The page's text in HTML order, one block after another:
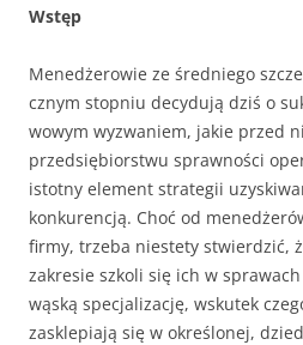
Wstęp
Menedżerowie ze średniego
cznym stopniu decydują dziś o
wowym wyzwaniem, jakie przed
przedsiębiorstwu sprawności
istotny element strategii
konkurencją. Choć od
firmy, trzeba nie­stety stwierdzić,
zakresie szkoli się ich w
wąską specjalizację, wskutek
zasklepiają się w określonej,